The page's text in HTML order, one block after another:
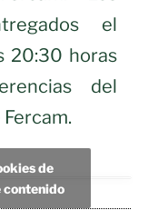
el
20:30 horas
del
de